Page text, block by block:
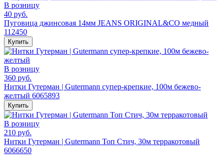
В розницу
40 руб.
Пуговица джинсовая 14мм JEANS ORIGINAL&CO медный
112450
Купить
В розницу
360 руб.
Нитки Гутерман | Gutermann супер-крепкие, 100м бежево-
желтый 6065893
Купить
В розницу
210 руб.
Нитки Гутерман | Gutermann Топ Стич, 30м терракотовый
6066650